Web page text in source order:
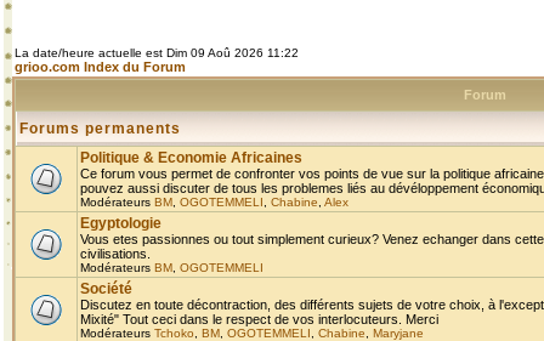
La date/heure actuelle est Dim 09 Aoû 2026 11:22
grioo.com Index du Forum
Forum
Forums permanents
Politique & Economie Africaines
Ce forum vous permet de confronter vos points de vue sur la politique
pouvez aussi discuter de tous les problemes liés au dévéloppement
Modérateurs BM OGOTEMMELI Chabine Alex
Egyptologie
Vous etes passionnes ou tout simplement curieux? Venez echanger dans
civilisations.
Modérateurs BM OGOTEMMELI
Société
Discutez en toute décontraction, des différents sujets de votre choix, à
Mixité" Tout ceci dans le respect de vos interlocuteurs. Merci
Modérateurs Tchoko BM OGOTEMMELI Chabine Maryjane